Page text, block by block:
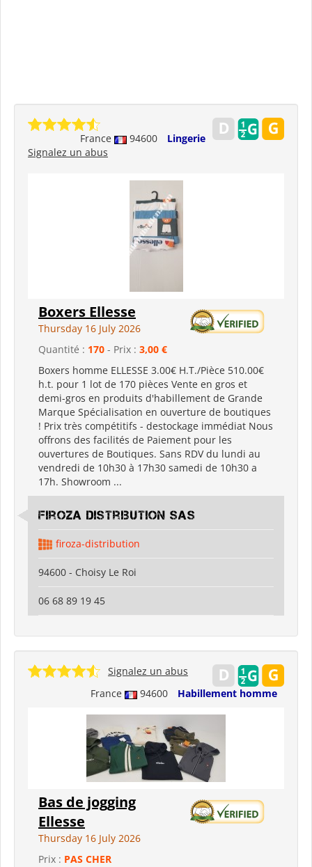
France 94600
Lingerie
Signalez un abus
Boxers Ellesse
Thursday 16 July 2026
Quantité : 170 - Prix : 3,00 €
Boxers homme ELLESSE 3.00€ H.T./Pièce 510.00€
h.t. pour 1 lot de 170 pièces Vente en gros et
demi-gros en produits d'habillement de Grande
Marque Spécialisation en ouverture de boutiques
! Prix très compétitifs - destockage immédiat Nous
offrons des facilités de Paiement pour les
ouvertures de Boutiques. Sans RDV du lundi au
vendredi de 10h30 à 17h30 samedi de 10h30 a
17h. Showroom ...
Firoza Distribution SAS
firoza-distribution
94600 - Choisy Le Roi
06 68 89 19 45
France 94600 Habillement homme
Signalez un abus
Bas de jogging
Ellesse
Thursday 16 July 2026
Prix : PAS CHER